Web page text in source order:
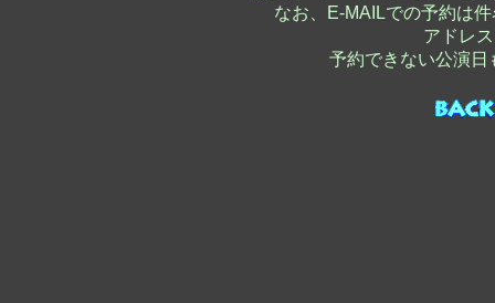
なお、E-MAILでの予約は
アドレ
予約できない公演日